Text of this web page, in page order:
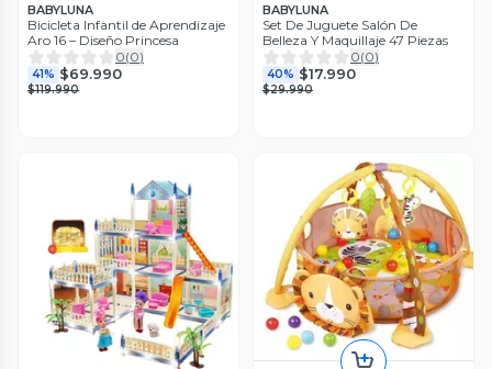
BABYLUNA
Bicicleta Infantil de Aprendizaje
Aro 16 – Diseño Princesa
0(0)
41% $69.990
$119.990
BABYLUNA
Set De Juguete Salón De
Belleza Y Maquillaje 47 Piezas
0(0)
40% $17.990
$29.990